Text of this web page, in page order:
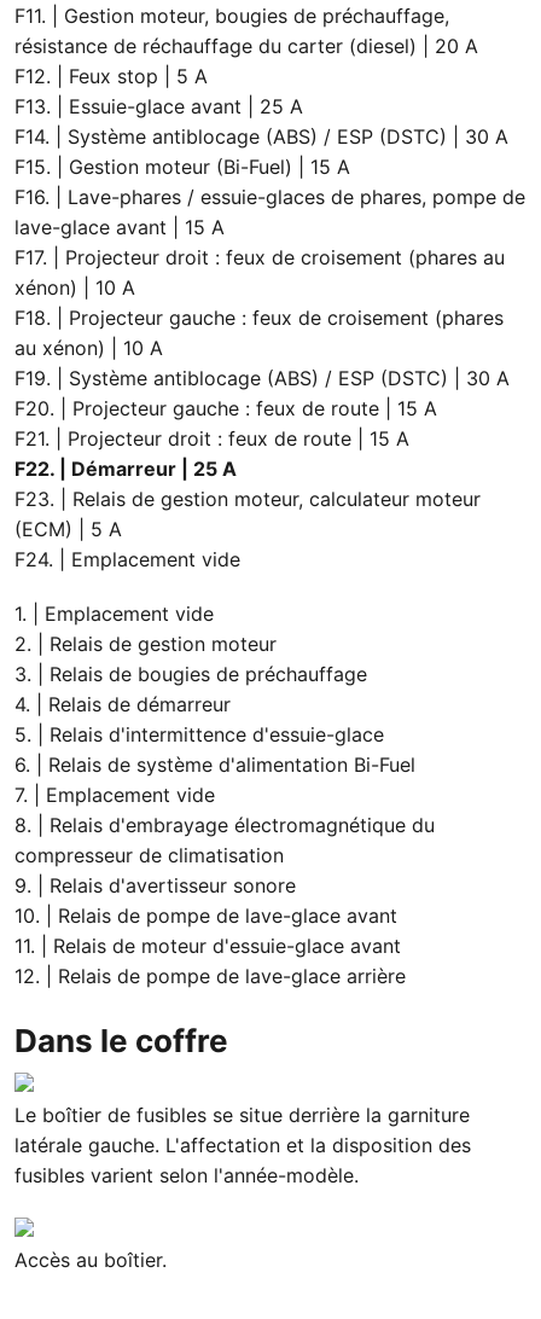
F11. | Gestion moteur, bougies de préchauffage,
résistance de réchauffage du carter (diesel) | 20 A
F12. | Feux stop | 5 A
F13. | Essuie-glace avant | 25 A
F14. | Système antiblocage (ABS) / ESP (DSTC) | 30 A
F15. | Gestion moteur (Bi-Fuel) | 15 A
F16. | Lave-phares / essuie-glaces de phares, pompe de
lave-glace avant | 15 A
F17. | Projecteur droit : feux de croisement (phares au
xénon) | 10 A
F18. | Projecteur gauche : feux de croisement (phares
au xénon) | 10 A
F19. | Système antiblocage (ABS) / ESP (DSTC) | 30 A
F20. | Projecteur gauche : feux de route | 15 A
F21. | Projecteur droit : feux de route | 15 A
F22. | Démarreur | 25 A
F23. | Relais de gestion moteur, calculateur moteur
(ECM) | 5 A
F24. | Emplacement vide
1. | Emplacement vide
2. | Relais de gestion moteur
3. | Relais de bougies de préchauffage
4. | Relais de démarreur
5. | Relais d'intermittence d'essuie-glace
6. | Relais de système d'alimentation Bi-Fuel
7. | Emplacement vide
8. | Relais d'embrayage électromagnétique du
compresseur de climatisation
9. | Relais d'avertisseur sonore
10. | Relais de pompe de lave-glace avant
11. | Relais de moteur d'essuie-glace avant
12. | Relais de pompe de lave-glace arrière
Dans le coffre
Le boîtier de fusibles se situe derrière la garniture
latérale gauche. L'affectation et la disposition des
fusibles varient selon l'année-modèle.
Accès au boîtier.